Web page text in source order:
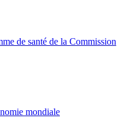
de santé de la Commission
mondiale